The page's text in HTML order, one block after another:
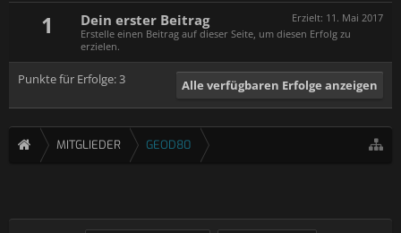
1 Erzielt: 11. Mai 2017
Dein erster Beitrag
Erstelle einen Beitrag auf dieser Seite, um diesen Erfolg zu
erzielen.
Punkte für Erfolge: 3 Alle verfügbaren Erfolge anzeigen
MITGLIEDER GEOD80